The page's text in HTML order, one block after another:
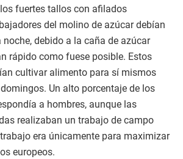
fuertes tallos con afilados
del molino de azúcar debían
debido a la caña de azúcar
rápido como fuese posible. Estos
cultivar alimento para sí mismos
Un alto porcentaje de los
a hombres, aunque las
realizaban un trabajo de campo
era únicamente para maximizar
europeos.